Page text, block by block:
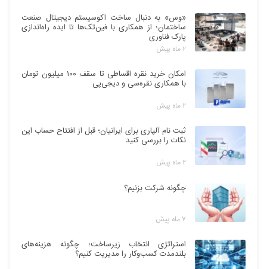
«وس» به دنبال ساخت اکوسیستم دیجیتال صنعت
ساختمان؛ از همکاری با فین‌تک‌ها تا ایده راه‌اندازی
پارک فناوری
۲ ماه پیش
امکان خرید نقره اقساطی تا سقف ۱۰۰ میلیون تومان
با همکاری نقره‌سی و دیجی‌پی
۲ ماه پیش
ثبت نام آلپاری برای ایرانیان؛ قبل از افتتاح حساب این
نکات را بررسی کنید
۲ ماه پیش
چگونه شرکت بزنیم؟
۷ ماه پیش
استراتژی انتخاب زیرساخت؛ چگونه هزینه‌های
بلندمدت کسب‌وکار را مدیریت کنیم؟